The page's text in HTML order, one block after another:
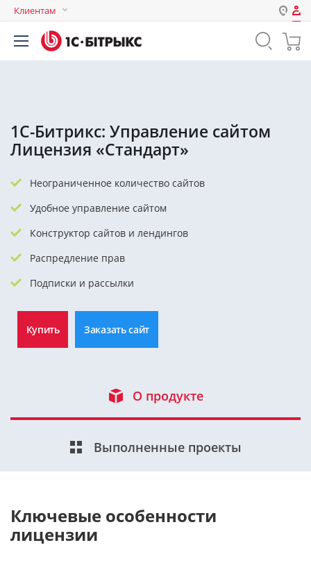
Клиентам
Авторизация
Пароль
компьютере
Забыли свой пароль?
1С-Битрикс: Управление сайтом
Лицензия «Стандарт»
Неограниченное количество сайтов
Удобное управление сайтом
Конструктор сайтов и лендингов
Распредление прав
Подписки и рассылки
Купить Заказать сайт
О продукте
Выполненные проекты
Ключевые особенности
лицензии